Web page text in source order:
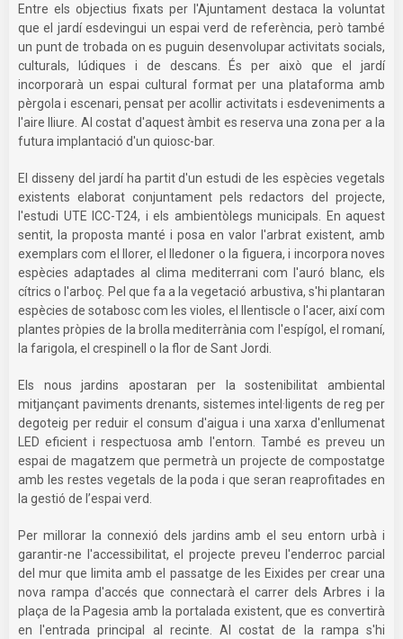
Entre els objectius fixats per l'Ajuntament destaca la voluntat
que el jardí esdevingui un espai verd de referència, però també
un punt de trobada on es puguin desenvolupar activitats socials,
culturals, lúdiques i de descans. És per això que el jardí
incorporarà un espai cultural format per una plataforma amb
pèrgola i escenari, pensat per acollir activitats i esdeveniments a
l'aire lliure. Al costat d'aquest àmbit es reserva una zona per a la
futura implantació d'un quiosc-bar.
El disseny del jardí ha partit d'un estudi de les espècies vegetals
existents elaborat conjuntament pels redactors del projecte,
l'estudi UTE ICC-T24, i els ambientòlegs municipals. En aquest
sentit, la proposta manté i posa en valor l'arbrat existent, amb
exemplars com el llorer, el lledoner o la figuera, i incorpora noves
espècies adaptades al clima mediterrani com l'auró blanc, els
cítrics o l'arboç. Pel que fa a la vegetació arbustiva, s'hi plantaran
espècies de sotabosc com les violes, el llentiscle o l'acer, així com
plantes pròpies de la brolla mediterrània com l'espígol, el romaní,
la farigola, el crespinell o la flor de Sant Jordi.
Els nous jardins apostaran per la sostenibilitat ambiental
mitjançant paviments drenants, sistemes intel·ligents de reg per
degoteig per reduir el consum d'aigua i una xarxa d'enllumenat
LED eficient i respectuosa amb l'entorn. També es preveu un
espai de magatzem que permetrà un projecte de compostatge
amb les restes vegetals de la poda i que seran reaprofitades en
la gestió de l’espai verd.
Per millorar la connexió dels jardins amb el seu entorn urbà i
garantir-ne l'accessibilitat, el projecte preveu l'enderroc parcial
del mur que limita amb el passatge de les Eixides per crear una
nova rampa d'accés que connectarà el carrer dels Arbres i la
plaça de la Pagesia amb la portalada existent, que es convertirà
en l'entrada principal al recinte. Al costat de la rampa s'hi